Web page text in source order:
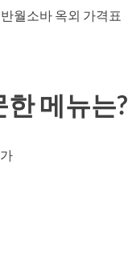
반월소바 옥외 가격표
메뉴는?